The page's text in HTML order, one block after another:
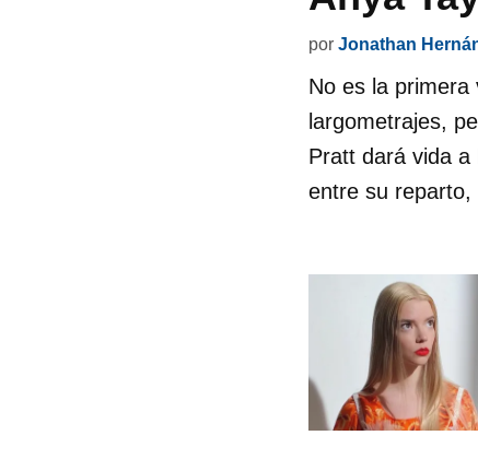
por Jonathan
No es la primera
largometrajes,
Pratt dará vida a
entre su